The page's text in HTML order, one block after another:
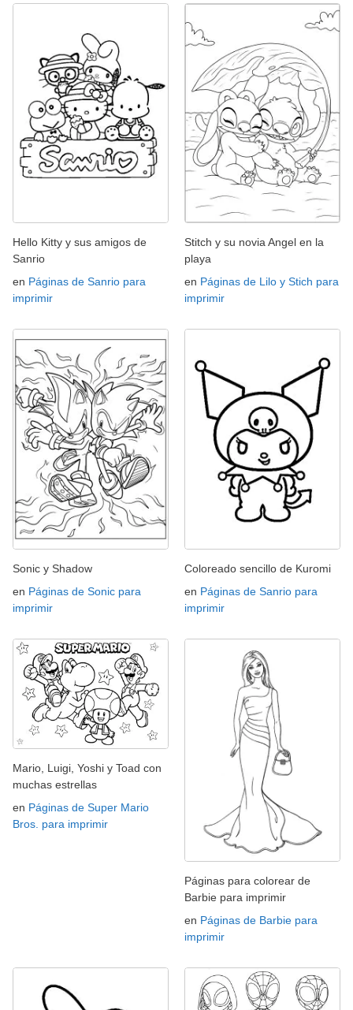
Hello Kitty y sus amigos de
Sanrio
en Páginas de Sanrio para
imprimir
Stitch y su novia Angel en la
playa
en Páginas de Lilo y Stich para
imprimir
Sonic y Shadow
en Páginas de Sonic para
imprimir
Coloreado sencillo de Kuromi
en Páginas de Sanrio para
imprimir
Mario, Luigi, Yoshi y Toad con
muchas estrellas
en Páginas de Super Mario
Bros. para imprimir
Páginas para colorear de
Barbie para imprimir
en Páginas de Barbie para
imprimir